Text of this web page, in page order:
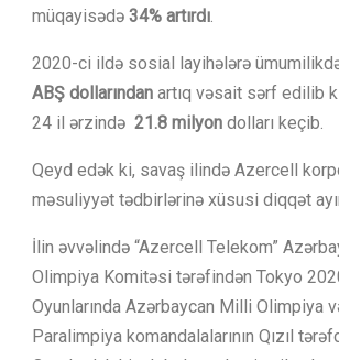
müqayisədə 34% artırdı.
2020-ci ildə sosial layihələrə
ABŞ dollarından artıq vəsait sərf edilib
24 il ərzində 21.8 milyon dolları keçib.
Qeyd edək ki, savaş ilində Azercell
məsuliyyət tədbirlərinə xüsusi diqqət
İlin əvvəlində “Azercell Telekom”
Olimpiya Komitəsi tərəfindən Tokyo
Oyunlarında Azərbaycan Milli Olimpiya
Paralimpiya komandalalarının Qızıl